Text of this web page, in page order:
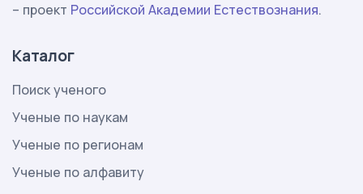
– проект Российской Академии Естествознания.
Каталог
Поиск ученого
Ученые по наукам
Ученые по регионам
Ученые по алфавиту